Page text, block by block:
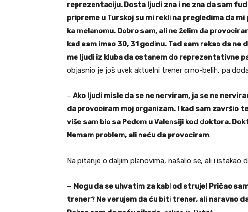
reprezentaciju. Dosta ljudi zna i ne zna da sam
pripreme u Turskoj su mi rekli na pregledima da
ka melanomu. Dobro sam, ali ne želim da
kad sam imao 30, 31 godinu. Tad sam rekao da
me ljudi iz kluba da ostanem do reprezentativne
objasnio je još uvek aktuelni trener crno-belih, pa
– Ako ljudi misle da se ne nerviram, ja se ne
da provociram moj organizam. I kad sam završio
više sam bio sa Peđom u Valensiji kod doktora.
Nemam problem, ali neću da provociram.
Na pitanje o daljim planovima, našalio se, ali i istakao
– Mogu da se uhvatim za kabl od struje! Pričao
trener? Ne verujem da ću biti trener, ali naravno